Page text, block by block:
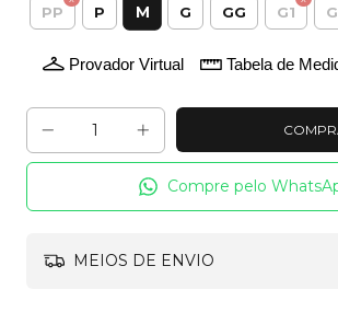
PP P M G GG G1
Provador Virtual Tabela de
Compre pelo
MEIOS DE ENVIO